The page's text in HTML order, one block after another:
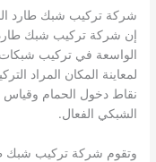
شركة تركيب شبك طارد
إن شركة تركيب شبك طارد
الواسعة في تركيب
لمعاينة المكان المراد
نقاط دخول الحمام وقياس
الشبكي الفعال.
وتقوم شركة تركيب شبك